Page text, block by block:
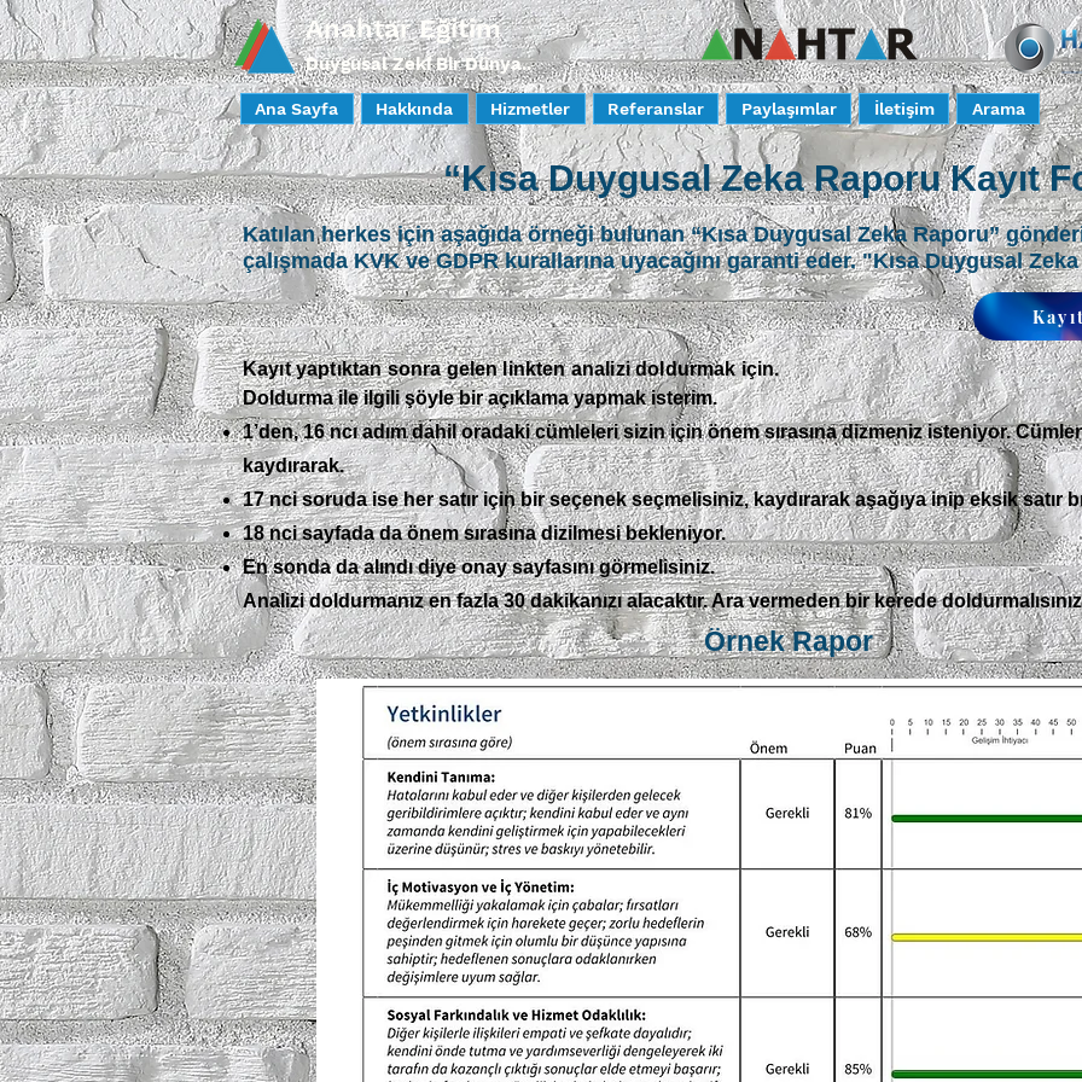
Anahtar Eğitim
Duygusal Zeki Bir Dünya..
Ana Sayfa Hakkında Hizmetler Referanslar Paylaşımlar İletişim Arama
“Kısa Duygusal Zeka Raporu Kayıt
Katılan herkes için aşağıda örneği bulunan “Kısa Duygusal Zeka Raporu”
çalışmada KVK ve GDPR kurallarına uyacağını garanti eder. "Kısa Duygusal
Kayıt yaptıktan sonra gelen linkten analizi doldurmak için.
Doldurma ile ilgili şöyle bir açıklama yapmak isterim.
1’den, 16 ncı adım dahil oradaki cümleleri sizin için önem sırasına dizmeniz isteniyor.
kaydırarak.
17 nci soruda ise her satır için bir seçenek seçmelisiniz, kaydırarak aşağıya inip eksik satır
18 nci sayfada da önem sırasına dizilmesi bekleniyor.
En sonda da alındı diye onay sayfasını görmelisiniz.
Analizi doldurmanız en fazla 30 dakikanızı alacaktır. Ara vermeden bir kerede
Örnek Rapor